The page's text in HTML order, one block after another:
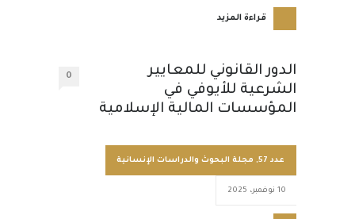
قراءة المزيد
الدور القانوني للمعايير
الشرعية للأيوفي في
المؤسسات المالية الإسلامية
0
عدد 57 , مجلة البحوث والدراسات الإنسانية
10 نوفمبر، 2025